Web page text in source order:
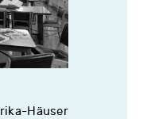
Häuser